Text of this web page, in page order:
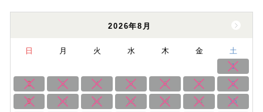
2026年8月
日 月 火 水 木 金 土
1
2 3 4 5 6 7 8
9 10 11 12 13 14 15